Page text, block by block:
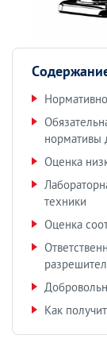
нормативы
Оценка
техники
Оценка
Как